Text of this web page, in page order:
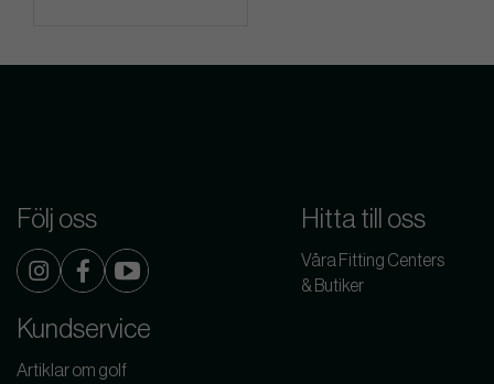
Följ oss Hitta till oss
Våra Fitting Centers
& Butiker
Kundservice
Artiklar om golf